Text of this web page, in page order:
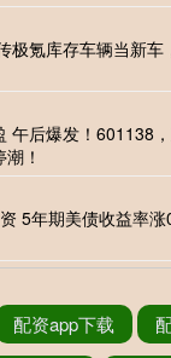
极氪库存车辆当新
午后爆发！601138
！
5年期美债收益率
配资app下载